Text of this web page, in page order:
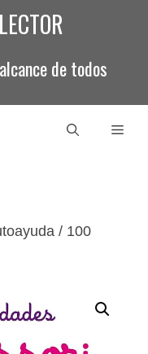
de todos
/ 100